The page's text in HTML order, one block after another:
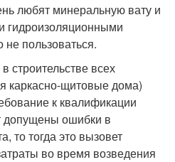
любят минеральную вату и
гидроизоляционными
пользоваться.
строительстве всех
каркасно-щитовые дома)
к квалификации
допущены ошибки в
то тогда это вызовет
во время возведения